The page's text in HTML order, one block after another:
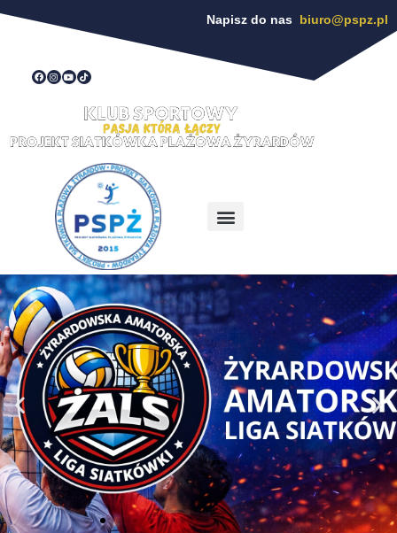
Napisz do nas biuro@pspz.pl